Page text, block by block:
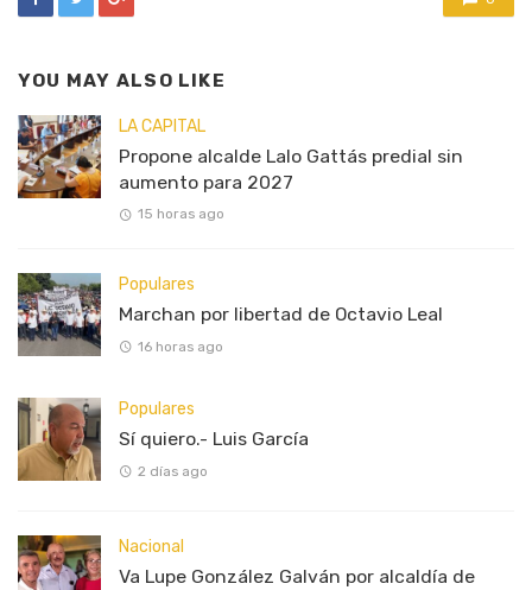
YOU MAY ALSO LIKE
LA CAPITAL
Propone alcalde Lalo Gattás predial sin
aumento para 2027
15 horas ago
Populares
Marchan por libertad de Octavio Leal
16 horas ago
Populares
Sí quiero.- Luis García
2 días ago
Nacional
Va Lupe González Galván por alcaldía de